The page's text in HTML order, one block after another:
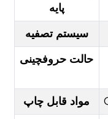
پایه
سیستم تصفیه
حالت حروفچینی
مواد قابل چاپ